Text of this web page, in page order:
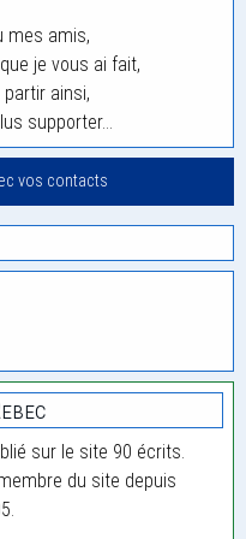
mes amis,
je vous ai fait,
ainsi,
supporter…
vos contacts
sur le site 90 écrits.
du site depuis